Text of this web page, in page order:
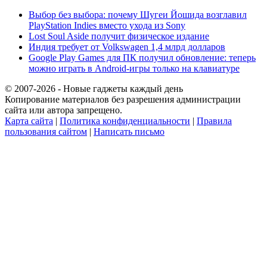
Выбор без выбора: почему Шугеи Йошида возглавил
PlayStation Indies вместо ухода из Sony
Lost Soul Aside получит физическое издание
Индия требует от Volkswagen 1,4 млрд долларов
Google Play Games для ПК получил обновление: теперь
можно играть в Android-игры только на клавиатуре
© 2007-2026 - Новые гаджеты каждый день
Копирование материалов без разрешения администрации
сайта или автора запрещено.
Карта сайта | Политика конфиденциальности | Правила
пользования сайтом | Написать письмо